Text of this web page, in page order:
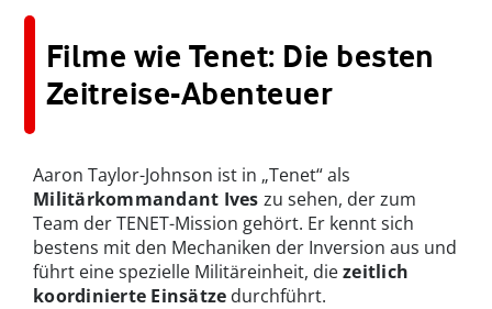
Filme wie Tenet: Die besten
Zeitreise-Abenteuer
Aaron Taylor-Johnson ist in „Tenet“ als
Militärkommandant Ives zu sehen, der zum
Team der TENET-Mission gehört. Er kennt sich
bestens mit den Mechaniken der Inversion aus und
führt eine spezielle Militäreinheit, diezeitlich
koordinierte Einsätze durchführt.